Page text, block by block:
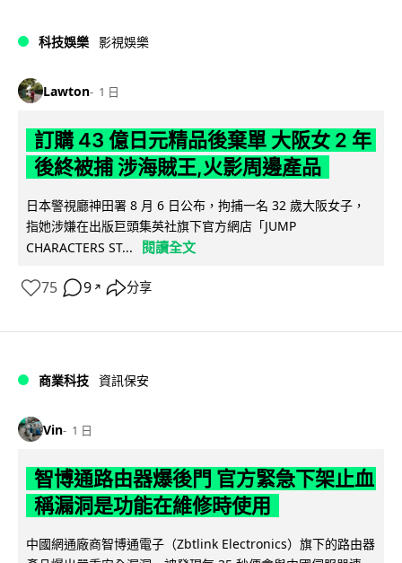
科技娛樂 影視娛樂
Lawton 1 日
訂購 43 億日元精品後棄單 大阪女 2 年
後終被捕 涉海賊王,火影周邊產品
日本警視廳神田署 8 月 6 日公布，拘捕一名 32 歲大阪女子，
指她涉嫌在出版巨頭集英社旗下官方網店「JUMP
CHARACTERS ST...
閱讀全文
75 9 ↗ 分享
商業科技 資訊保安
Vin 1 日
智博通路由器爆後門 官方緊急下架止血
稱漏洞是功能在維修時使用
中國網通廠商智博通電子（Zbtlink Electronics）旗下的路由器